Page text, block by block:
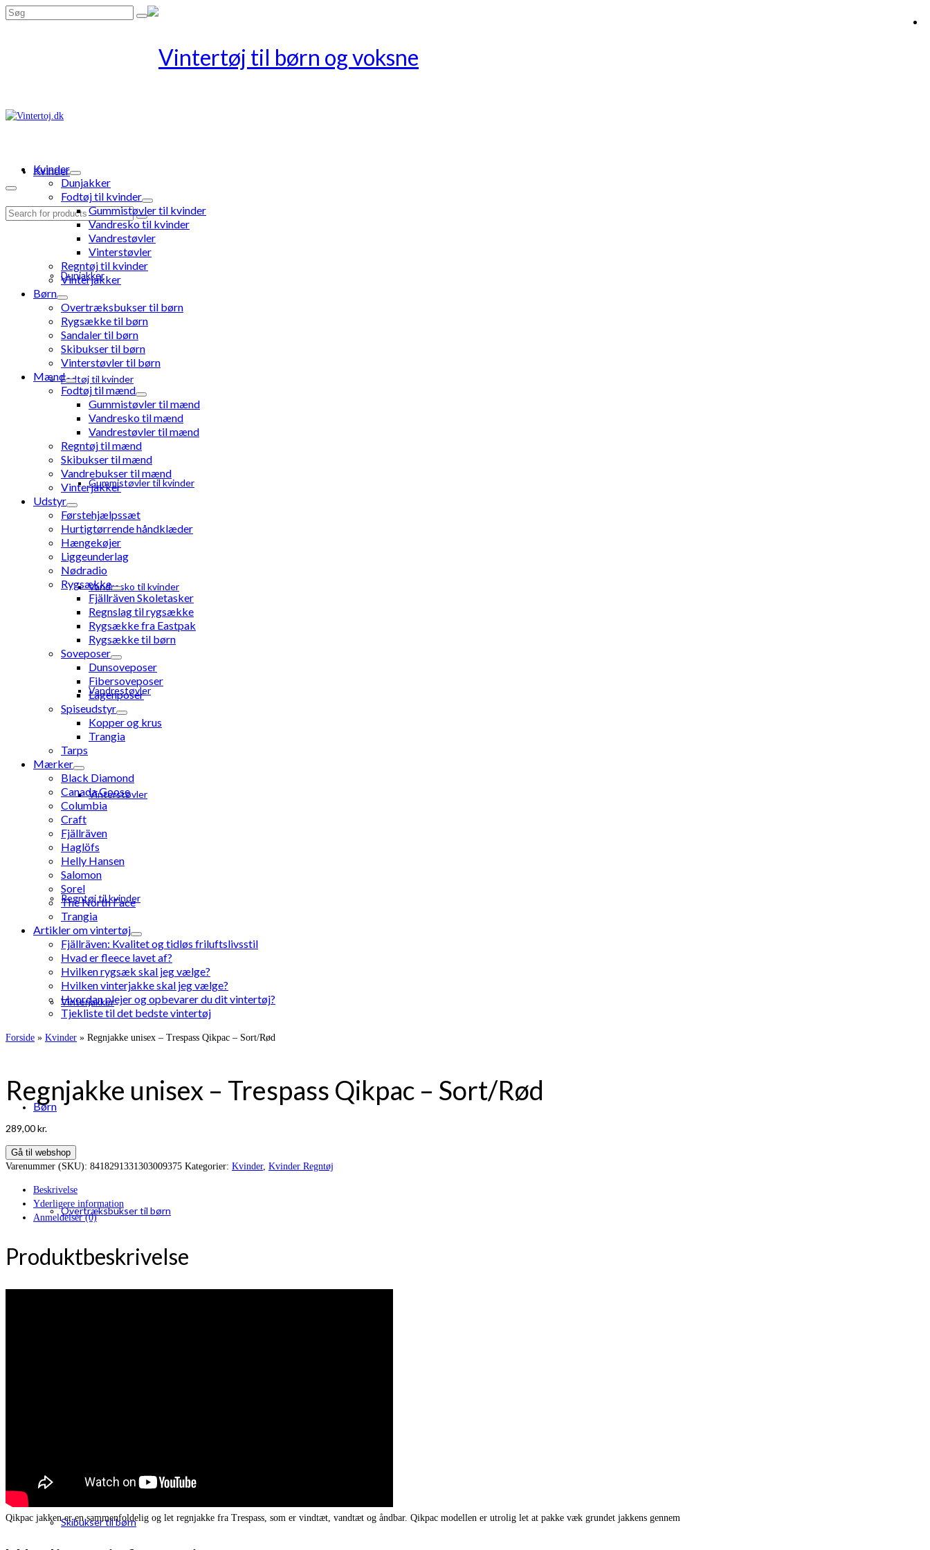
Search
Kvinder
Dunjakker
Fodtøj til kvinder
Gummistøvler til kvinder
Vandresko til kvinder
Vandrestøvler
Vinterstøvler
Regntøj til kvinder
Vinterjakker
Børn
Overtræksbukser til børn
Skibukser til børn
Search
Kvinder
Dunjakker
Fodtøj til kvinder
Gummistøvler til kvinder
Vandresko til kvinder
Vandrestøvler
Vinterstøvler
Regntøj til kvinder
Vinterjakker
Børn
Overtræksbukser til børn
Rygsække til børn
Sandaler til børn
Skibukser til børn
Vinterstøvler til børn
Mænd
Fodtøj til mænd
Gummistøvler til mænd
Vandresko til mænd
Vandrestøvler til mænd
Regntøj til mænd
Skibukser til mænd
Vandrebukser til mænd
Vinterjakker
Udstyr
Førstehjælpssæt
Hurtigtørrende håndklæder
Hængekøjer
Liggeunderlag
Nødradio
Rygsække
Fjällräven Skoletasker
Regnslag til rygsække
Rygsække fra Eastpak
Rygsække til børn
Soveposer
Dunsoveposer
Fibersoveposer
Lagenposer
Spiseudstyr
Kopper og krus
Trangia
Tarps
Mærker
Black Diamond
Canada Goose
Columbia
Craft
Fjällräven
Haglöfs
Helly Hansen
Salomon
Sorel
The North Face
Trangia
Artikler om vintertøj
Fjällräven: Kvalitet og tidløs friluftslivsstil
Hvad er fleece lavet af?
Hvilken rygsæk skal jeg vælge?
Hvilken vinterjakke skal jeg vælge?
Hvordan plejer og opbevarer du dit vintertøj?
Tjekliste til det bedste vintertøj
Forside » Kvinder » Regnjakke unisex – Trespass Qikpac – Sort/Rød
Regnjakke unisex – Trespass Qikpac – Sort/Rød
289,00kr.
Gå til webshop
Varenummer (SKU): 8418291331303009375 Kategorier: Kvinder, Kvinder Regntøj
Beskrivelse
Yderligere information
Anmeldelser (0)
Produktbeskrivelse
Qikpac jakken er en sammenfoldelig og let regnjakke fra Trespass, som er vindtæt, vandtæt og åndbar. Qikpac modellen er utrolig let at pakke væk grundet jakkens gennem